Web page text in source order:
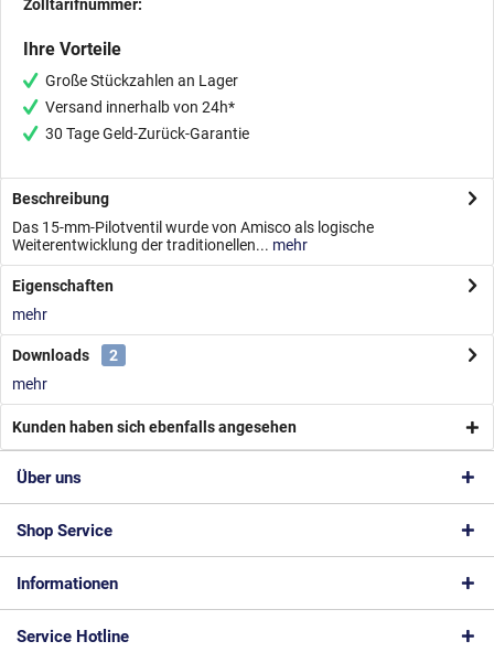
Zolltarifnummer:
Ihre Vorteile
Große Stückzahlen an Lager
Versand innerhalb von 24h*
30 Tage Geld-Zurück-Garantie
Beschreibung
Das 15-mm-Pilotventil wurde von Amisco als logische
Weiterentwicklung der traditionellen... mehr
Eigenschaften
mehr
Downloads
2
mehr
Kunden haben sich ebenfalls angesehen
Über uns
Shop Service
Informationen
Service Hotline